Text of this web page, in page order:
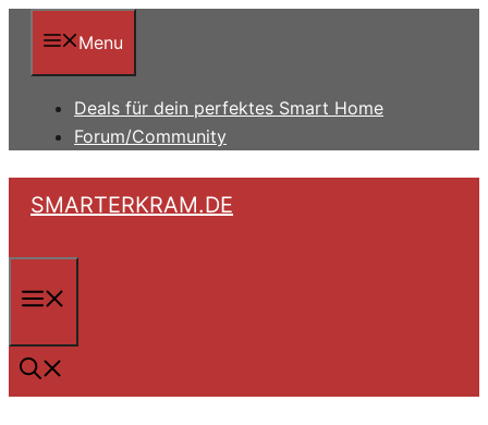
Inhalt
Menu
Deals für dein perfektes Smart Home
Forum/Community
SMARTERKRAM.DE